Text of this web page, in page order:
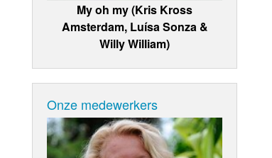
My oh my (Kris Kross
Amsterdam, Luísa Sonza &
Willy William)
Onze medewerkers